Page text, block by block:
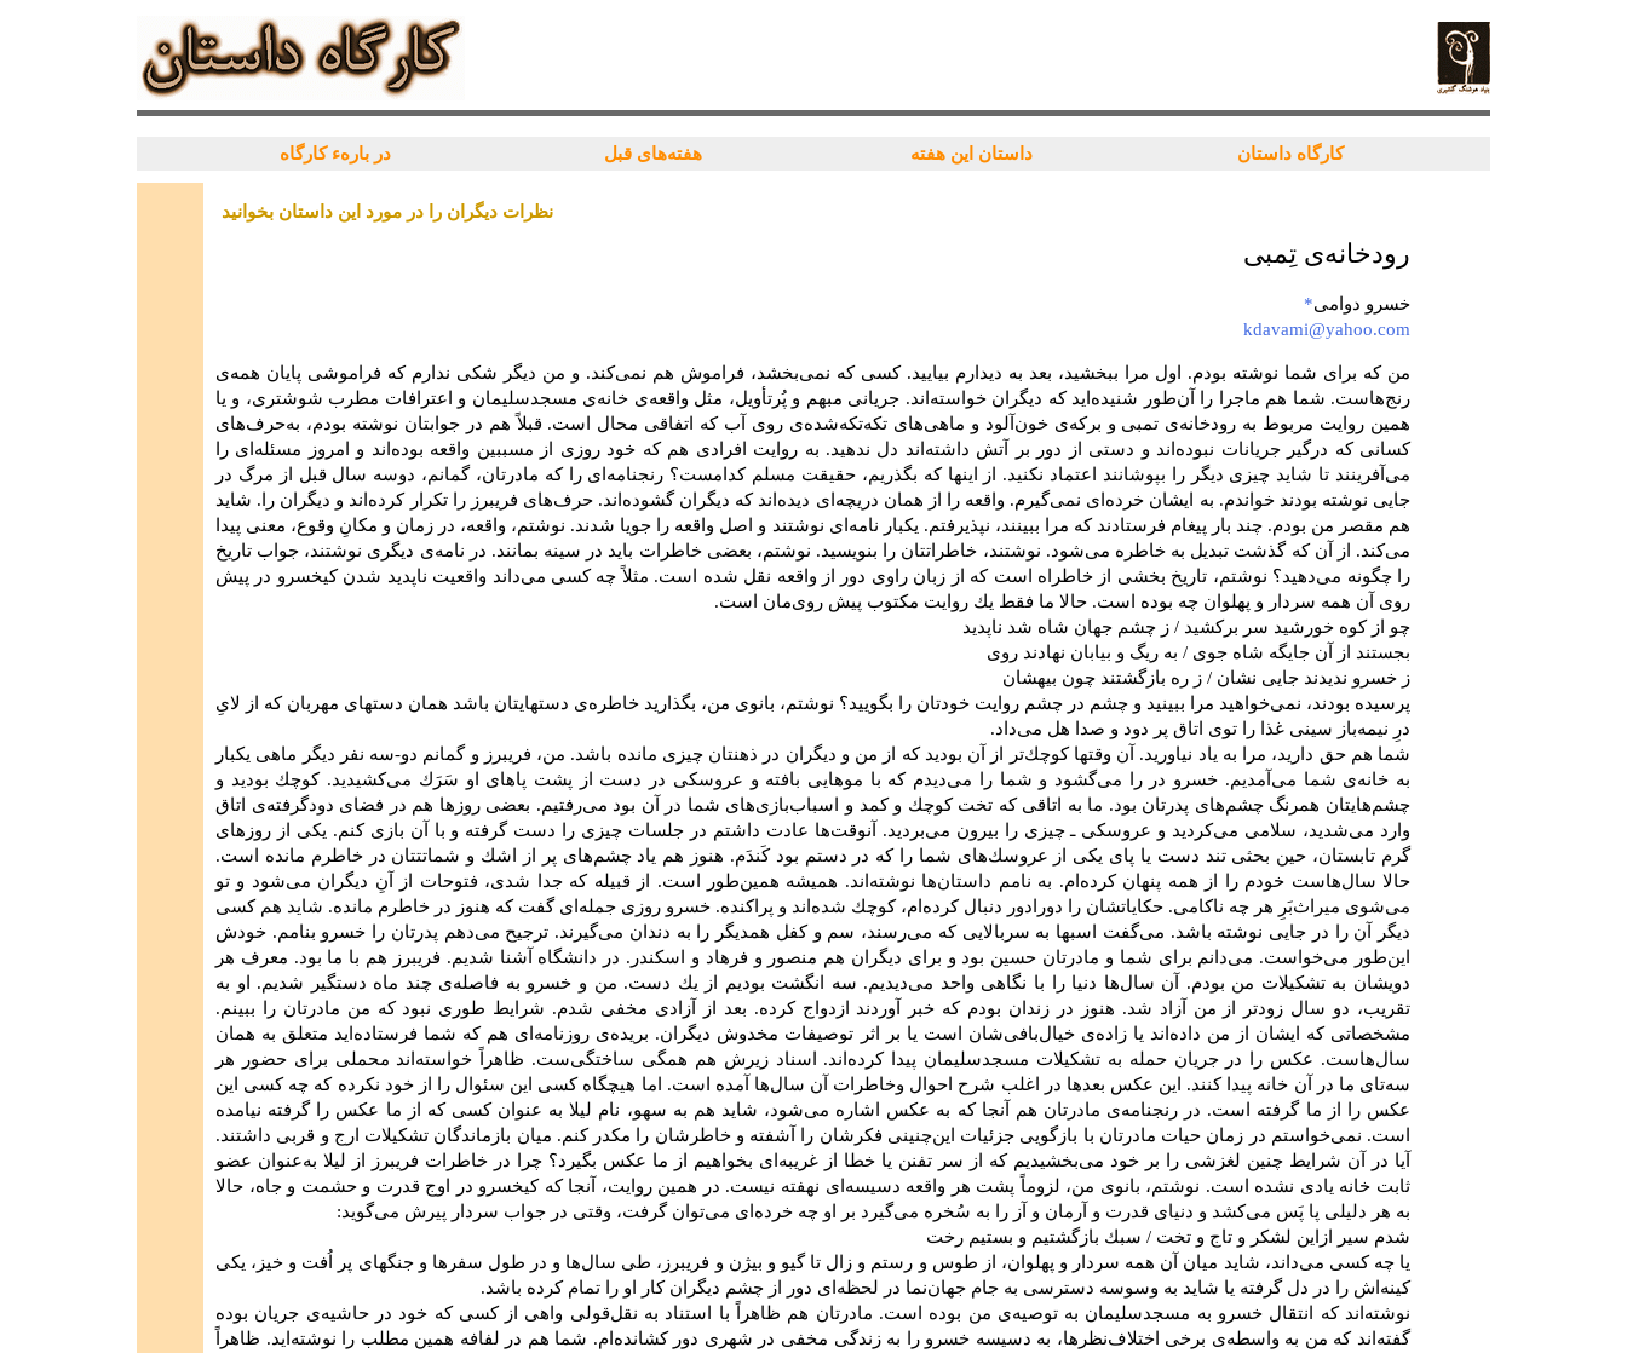
کارگاه داستان داستان این هفته هفته‌های قبل در بارهء کارگاه
نظرات دیگران را در مورد این داستان بخوانید
رودخانه‌ی‌ تِمبی‌
خسرو دوامی‌*
kdavami@yahoo.com
من‌ كه‌ برای‌ شما نوشته‌ بودم‌. اول‌ مرا ببخشید، بعد به‌ دیدارم‌ بیایید. كسی‌ كه‌ نمی‌بخشد، فراموش‌ هم‌ نمی‌كند. و من‌ دیگر شكی‌ ندارم‌ كه‌ فراموشی‌ پایان‌ همه‌ی‌
رنج‌هاست‌. شما هم‌ ماجرا را آن‌طور شنیده‌اید كه‌ دیگران‌ خواسته‌اند. جریانی‌ مبهم‌ و پُرتأویل‌، مثل‌ واقعه‌ی‌ خانه‌ی‌ مسجدسلیمان‌ و اعترافات‌ مطرب‌ شوشتری‌، و یا
همین‌ روایت‌ مربوط‌ به‌ رودخانه‌ی‌ تمبی‌ و بركه‌ی‌ خون‌آلود و ماهی‌های‌ تكه‌تكه‌شده‌ی‌ روی‌ آب‌ كه‌ اتفاقی‌ محال‌ است‌. قبلاً هم‌ در جوابتان‌ نوشته‌ بودم‌، به‌حرف‌های‌
كسانی‌ كه‌ درگیر جریانات‌ نبوده‌اند و دستی‌ از دور بر آتش‌ داشته‌اند دل‌ ندهید. به‌ روایت ‌افرادی‌ هم‌ كه‌ خود روزی‌ از مسببین‌ واقعه‌ بوده‌اند و امروز مسئله‌ای‌ را
می‌آفرینند تا شاید چیزی‌ دیگر را بپوشانند اعتماد نكنید. از اینها كه‌ بگذریم‌، حقیقت‌ مسلم‌ كدامست‌؟ رنجنامه‌ای‌ را كه‌ مادرتان‌، گمانم‌، دوسه‌ سال‌ قبل‌ از مرگ‌ در
جایی‌ نوشته‌ بودند خواندم‌. به‌ ایشان‌ خرده‌ای‌ نمی‌گیرم‌. واقعه‌ را از همان‌ دریچه‌ای‌ دیده‌اند كه‌ دیگران‌ گشوده‌اند. حرف‌های‌ فریبرز را تكرار كرده‌اند و دیگران‌ را. شاید
هم‌ مقصر من‌ بودم‌. چند بار پیغام‌ فرستادند كه‌ مرا ببینند، نپذیرفتم‌. یكبار نامه‌ای‌ نوشتند و اصل‌ واقعه‌ را جویا شدند. نوشتم‌، واقعه‌، در زمان‌ و مكان‌ِ وقوع‌، معنی‌ پیدا
می‌كند. از آن‌ كه‌ گذشت‌ تبدیل‌ به‌ خاطره ‌می‌شود. نوشتند، خاطراتتان‌ را بنویسید. نوشتم‌، بعضی‌ خاطرات‌ باید در سینه‌ بمانند. در نامه‌ی‌ دیگری ‌نوشتند، جواب‌ تاریخ‌
را چگونه‌ می‌دهید؟ نوشتم‌، تاریخ‌ بخشی‌ از خاطراه‌ است‌ كه‌ از زبان‌ راوی‌ دور از واقعه‌ نقل‌ شده‌ است‌. مثلاً چه‌ كسی‌ می‌داند واقعیت‌ ناپدید شدن‌ كیخسرو در پیش‌
روی‌ آن‌ همه ‌سردار و پهلوان‌ چه‌ بوده‌ است‌. حالا ما فقط‌ یك‌ روایت‌ مكتوب‌ پیش‌ روی‌مان‌ است‌.
چو از كوه‌ خورشید سر بركشید / ز چشم‌ جهان‌ شاه‌ شد ناپدید
بجستند از آن‌ جایگه‌ شاه‌ جوی ‌/ به‌ ریگ‌ و بیابان‌ نهادند روی‌
ز خسرو ندیدند جایی‌ نشان / ‌ز ره‌ بازگشتند چون‌ بیهشان
پرسیده‌ بودند، نمی‌خواهید مرا ببینید و چشم‌ در چشم‌ روایت‌ خودتان‌ را بگویید؟ نوشتم‌، بانوی ‌من‌، بگذارید خاطره‌ی‌ دستهایتان‌ باشد همان‌ دستهای‌ مهربان‌ كه‌ از لای‌ِ
درِ نیمه‌باز سینی‌ غذا را توی ‌اتاق پر دود و صدا هل‌ می‌داد.
شما هم‌ حق‌ دارید، مرا به‌ یاد نیاورید. آن‌ وقتها كوچك‌تر از آن‌ بودید كه‌ از من‌ و دیگران‌ در ذهنتان‌ چیزی‌ مانده‌ باشد. من‌، فریبرز و گمانم‌ دو-سه‌ نفر دیگر ماهی‌ یكبار
به‌ خانه‌ی‌ شما می‌آمدیم‌. خسرو در را می‌گشود و شما را می‌دیدم‌ كه‌ با موهایی‌ بافته‌ و عروسكی‌ در دست‌ از پشت‌ پاهای‌ او سَرَك‌ می‌كشیدید. كوچك‌ بودید و
چشم‌هایتان‌ همرنگ‌ چشم‌های‌ پدرتان‌ بود. ما به‌ اتاقی‌ كه‌ تخت ‌كوچك‌ و كمد و اسباب‌بازی‌های‌ شما در آن‌ بود می‌رفتیم‌. بعضی‌ روزها هم‌ در فضای‌ دودگرفته‌ی‌ اتاق
وارد می‌شدید، سلامی‌ می‌كردید و عروسكی‌ ـ چیزی‌ را بیرون‌ می‌بردید. آنوقت‌ها عادت‌ داشتم‌ در جلسات‌ چیزی‌ را دست‌ گرفته‌ و با آن‌ بازی‌ كنم‌. یكی‌ از روزهای‌
گرم‌ تابستان‌، حین‌ بحثی‌ تند دست‌ یا پای‌ یكی‌ از عروسك‌های‌ شما را كه‌ در دستم‌ بود كَندَم‌. هنوز هم‌ یاد چشم‌های‌ پر از اشك‌ و شماتتتان‌ در خاطرم‌ مانده‌ است‌.
حالا سال‌هاست‌ خودم‌ را از همه‌ پنهان‌ كرده‌ام‌. به‌ نامم‌ داستان‌ها نوشته‌اند. همیشه‌ همین‌طور است‌. از قبیله‌ كه‌ جدا شدی‌، فتوحات‌ از آن‌ِ دیگران‌ می‌شود و تو
می‌شوی‌ میراث‌بَرِ هر چه‌ ناكامی‌. حكایاتشان‌ را دورادور دنبال‌ كرده‌ام‌، كوچك‌ شده‌اند و پراكنده‌. خسرو روزی‌ جمله‌ای‌ گفت‌ كه‌ هنوز در خاطرم‌ مانده‌. شاید هم‌ كسی‌
دیگر آن‌ را در جایی‌ نوشته‌ باشد. می‌گفت‌ اسبها به‌ سربالایی‌ كه‌ می‌رسند، سم‌ و كفل‌ همدیگر را به‌ دندان‌ می‌گیرند. ترجیح‌ می‌دهم‌ پدرتان‌ را خسرو بنامم‌. خودش‌
این‌طور می‌خواست‌. می‌دانم‌ برای‌ شما و مادرتان‌ حسین‌ بود و برای‌ دیگران‌ هم‌ منصور و فرهاد و اسكندر. در دانشگاه‌ آشنا شدیم‌. فریبرز هم‌ با ما بود. معرف‌ هر
دویشان‌ به‌ تشكیلات‌ من‌ بودم‌. آن‌ سال‌ها دنیا را با نگاهی‌ واحد می‌دیدیم‌. سه‌ انگشت‌ بودیم‌ از یك‌ دست‌. من‌ و خسرو به‌ فاصله‌ی‌ چند ماه‌ دستگیر شدیم‌. او به‌
تقریب‌، دو سال‌ زودتر از من‌ آزاد شد. هنوز در زندان‌ بودم‌ كه‌ خبر آوردند ازدواج‌ كرده‌. بعد از آزادی‌ مخفی‌ شدم‌. شرایط‌ طوری‌ نبود كه‌ من‌ مادرتان‌ را ببینم‌.
مشخصاتی‌ كه‌ ایشان‌ از من‌ داده‌اند یا زاده‌ی‌ خیال‌بافی‌شان‌ است‌ یا بر اثر توصیفات‌ مخدوش‌ دیگران‌. بریده‌ی‌ روزنامه‌ای‌ هم‌ كه‌ شما فرستاده‌اید متعلق‌ به‌ همان‌
سال‌هاست‌. عكس‌ را در جریان ‌حمله‌ به‌ تشكیلات‌ مسجدسلیمان‌ پیدا كرده‌اند. اسناد زیرش‌ هم‌ همگی‌ ساختگی‌ست‌. ظاهراً خواسته‌اند محملی‌ برای‌ حضور هر
سه‌تای‌ ما در آن‌ خانه‌ پیدا كنند. این‌ عكس‌ بعدها در اغلب‌ شرح‌ احوال‌ وخاطرات‌ آن‌ سال‌ها آمده‌ است‌. اما هیچگاه‌ كسی‌ این‌ سئوال‌ را از خود نكرده‌ كه‌ چه‌ كسی‌ این‌
عكس‌ را از ما گرفته‌ است‌. در رنجنامه‌ی‌ مادرتان‌ هم‌ آنجا كه‌ به‌ عكس‌ اشاره‌ می‌شود، شاید هم‌ به‌ سهو، نام‌ لیلا به ‌عنوان‌ كسی‌ كه‌ از ما عكس‌ را گرفته‌ نیامده‌
است‌. نمی‌خواستم‌ در زمان‌ حیات‌ مادرتان‌ با بازگویی ‌جزئیات‌ این‌چنینی‌ فكرشان‌ را آشفته‌ و خاطرشان‌ را مكدر كنم‌. میان‌ بازماندگان‌ تشكیلات‌ ارج‌ و قربی ‌داشتند.
آیا در آن‌ شرایط‌ چنین‌ لغزشی‌ را بر خود می‌بخشیدیم‌ كه‌ از سر تفنن‌ یا خطا از غریبه‌ای‌ بخواهیم‌ از ما عكس‌ بگیرد؟ چرا در خاطرات‌ فریبرز از لیلا به‌عنوان‌ عضو
ثابت‌ خانه‌ یادی‌ نشده ‌است‌. نوشتم‌، بانوی‌ من‌، لزوماً پشت‌ هر واقعه‌ دسیسه‌ای‌ نهفته‌ نیست‌. در همین‌ روایت‌، آنجا كه‌ كیخسرو در اوج‌ قدرت‌ و حشمت‌ و جاه‌، حالا
به‌ هر دلیلی‌ پا پَس‌ می‌كشد و دنیای‌ قدرت‌ و آرمان‌ و آز را به‌ سُخره‌ می‌گیرد بر او چه‌ خرده‌ای‌ می‌توان‌ گرفت‌، وقتی‌ در جواب‌ سردار پیرش‌ می‌گوید:
شدم‌ سیر ازاین‌ لشكر و تاج‌ و تخت / ‌سبك‌ بازگشتیم‌ و بستیم‌ رخت‌
یا چه‌ كسی‌ می‌داند، شاید میان‌ آن‌ همه‌ سردار و پهلوان‌، از طوس‌ و رستم‌ و زال‌ تا گیو و بیژن‌ و فریبرز، طی‌ سال‌ها و در طول‌ سفرها و جنگهای‌ پر اُفت‌ و خیز، یكی‌
كینه‌اش‌ را در دل‌ گرفته‌ یا شاید به‌ وسوسه ‌دسترسی‌ به‌ جام‌ جهان‌نما در لحظه‌ای‌ دور از چشم‌ دیگران‌ كار او را تمام‌ كرده‌ باشد.
نوشته‌اند كه‌ انتقال‌ خسرو به‌ مسجدسلیمان‌ به‌ توصیه‌ی‌ من‌ بوده‌ است‌. مادرتان‌ هم‌ ظاهراً با استناد به ‌نقل‌قولی‌ واهی‌ از كسی‌ كه‌ خود در حاشیه‌ی‌ جریان‌ بوده‌
گفته‌اند كه‌ من‌ به‌ واسطه‌ی‌ برخی‌ اختلاف‌نظرها، به‌ دسیسه‌ خسرو را به‌ زندگی‌ مخفی‌ در شهری‌ دور كشانده‌ام‌. شما هم‌ در لفافه‌ همین‌ مطلب‌ را نوشته‌اید. ظاهراً